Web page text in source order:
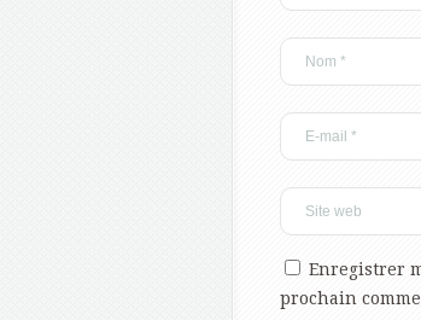
Enregistrer
prochain